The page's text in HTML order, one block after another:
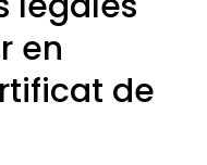
en
de